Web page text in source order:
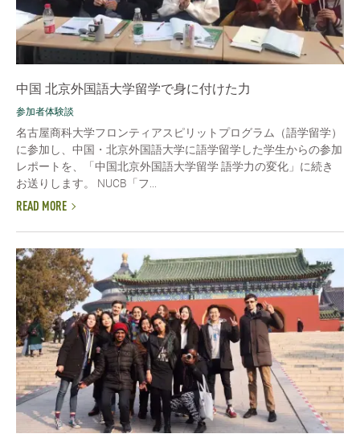
中国 北京外国語大学留学で身に付けた力
参加者体験談
名古屋商科大学フロンティアスピリットプログラム（語学留学）
に参加し、中国・北京外国語大学に語学留学した学生からの参加
レポートを、「中国北京外国語大学留学 語学力の変化」に続き
お送りします。 NUCB「フ...
READ MORE